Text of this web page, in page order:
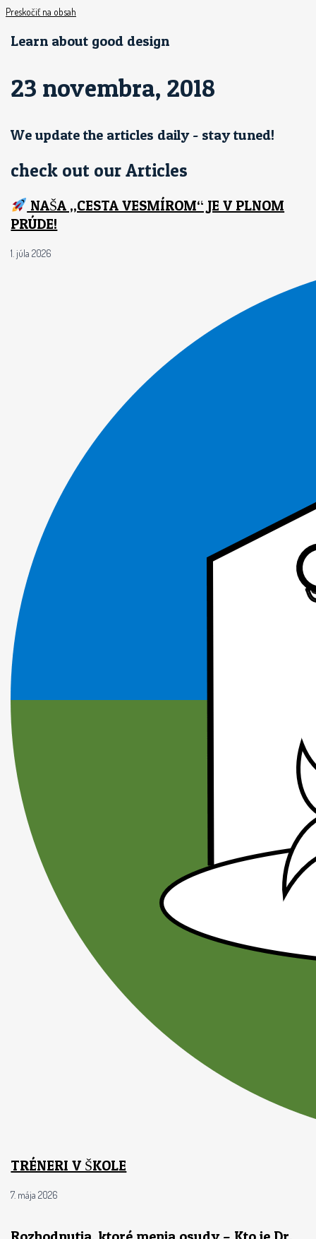
Preskočiť na obsah
Learn about good design
23 novembra, 2018
We update the articles daily - stay tuned!
check out our Articles
NAŠA „CESTA VESMÍROM“ JE V PLNOM
PRÚDE!
1. júla 2026
TRÉNERI V ŠKOLE
7. mája 2026